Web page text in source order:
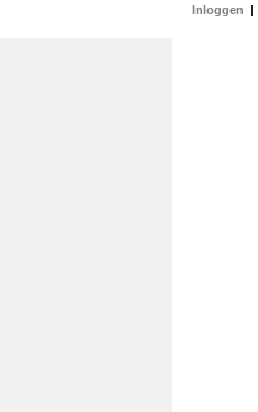
Inloggen |